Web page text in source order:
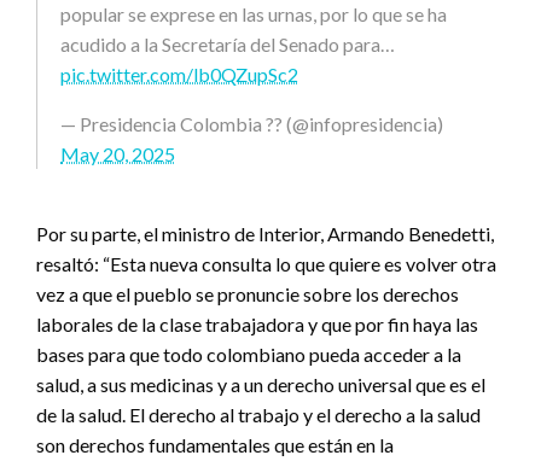
popular se exprese en las urnas, por lo que se ha
acudido a la Secretaría del Senado para…
pic.twitter.com/lb0QZupSc2
— Presidencia Colombia ?? (@infopresidencia)
May 20, 2025
Por su parte, el ministro de Interior, Armando Benedetti,
resaltó: “Esta nueva consulta lo que quiere es volver otra
vez a que el pueblo se pronuncie sobre los derechos
laborales de la clase trabajadora y que por fin haya las
bases para que todo colombiano pueda acceder a la
salud, a sus medicinas y a un derecho universal que es el
de la salud. El derecho al trabajo y el derecho a la salud
son derechos fundamentales que están en la